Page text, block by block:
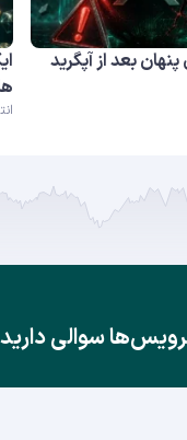
بعد از آپگرید
سوالی